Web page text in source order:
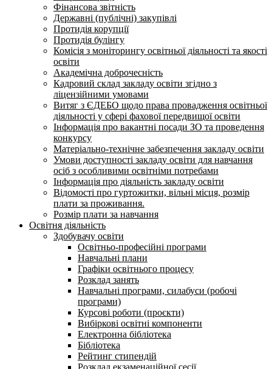
Фінансова звітність
Державні (публічні) закупівлі
Протидія корупції
Протидія булінгу
Комісія з моніторингу освітньої діяльності та якості
освіти
Академічна доброчесність
Кадровий склад закладу освіти згідно з
ліцензійними умовами
Витяг з ЄДЕБО щодо права провадження освітньої
діяльності у сфері фахової передвищої освіти
Інформація про вакантні посади ЗО та проведення
конкурсу
Матеріально-технічне забезпечення закладу освіти
Умови доступності закладу освіти для навчання
осіб з особливими освітніми потребами
Інформація про діяльність закладу освіти
Відомості про гуртожитки, вільні місця, розмір
плати за проживання.
Розмір плати за навчання
Освітня діяльність
Здобувачу освіти
Освітньо-професійні програми
Навчальні плани
Графіки освітнього процесу
Розклад занять
Навчальні програми, силабуси (робочі
програми)
Курсові роботи (проєкти)
Вибіркові освітні компоненти
Електронна бібліотека
Бібліотека
Рейтинг стипендій
Розклад екзаменаційної сесії